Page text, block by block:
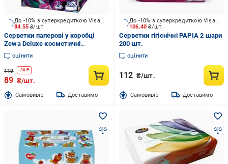
84.55₴/шт.
До -10% з суперкредиткою Visa Вигода
Серветки паперові у коробці
Zewa Deluxe косметичні
тришарові з ароматом 60 шт.
оцінити
119 -30 ₴
89 ₴/шт.
Cамовивіз Доставимо
106.40₴/шт.
До -10% з суперкредиткою Visa Вигода
Серветки гігієнічні PAPIA 2 шари
200 шт.
оцінити
112 ₴/шт.
Cамовивіз Доставимо